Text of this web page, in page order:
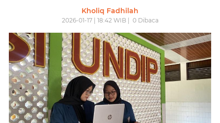
Kholiq Fadhilah
2026-01-17 | 18:42 WIB | 0Dibaca